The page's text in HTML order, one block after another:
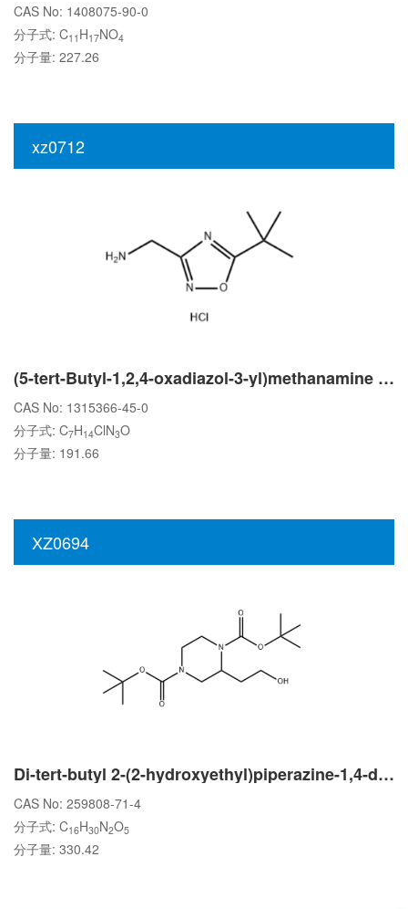
CAS No: 1408075-90-0
分子式: C11 H17NO4
分子量: 227.26
xz0712
(5-tert-Butyl-1,2,4-oxadiazol-3-yl)methanamine hydrochloride
CAS No: 1315366-45-0
分子式: C7H14ClN3O
分子量: 191.66
XZ0694
Di-tert-butyl 2-(2-hydroxyethyl)piperazine-1,4-dicarboxylate
CAS No: 259808-71-4
分子式: C16H30N2O5
分子量: 330.42